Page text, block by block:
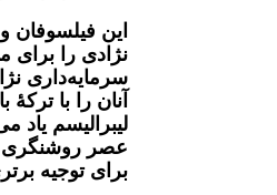
این
نژادی را
سرمایه‌داری
آنان را با
لیبرالیسم
عصر روشنگری
برای توجیه